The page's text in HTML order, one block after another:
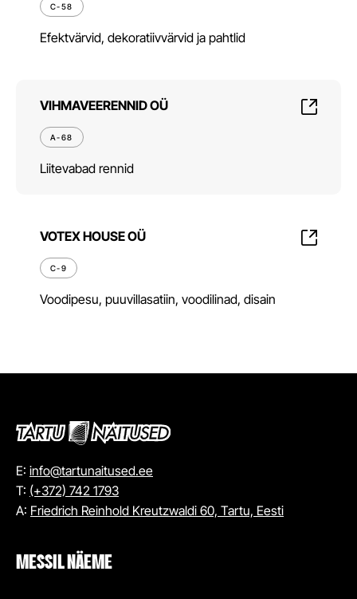
C-58
Efektvärvid, dekoratiivvärvid ja pahtlid
VIHMAVEERENNID OÜ
A-68
Liitevabad rennid
VOTEX HOUSE OÜ
C-9
Voodipesu, puuvillasatiin, voodilinad, disain
E: info@tartunaitused.ee
T: (+372) 742 1793
A: Friedrich Reinhold Kreutzwaldi 60, Tartu, Eesti
MESSIL NÄEME